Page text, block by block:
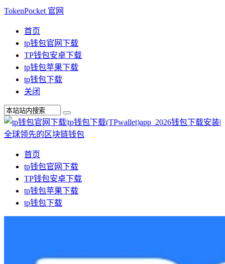
TokenPocket 官网
首页
tp钱包官网下载
TP钱包安卓下载
tp钱包苹果下载
tp钱包下载
关闭
首页
tp钱包官网下载
TP钱包安卓下载
tp钱包苹果下载
tp钱包下载